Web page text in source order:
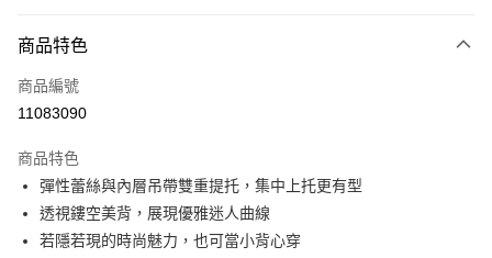
信用卡一次付款
信用卡分期付款
合作金庫商業銀行
華南商業銀行
彰化商業銀行
上海商業儲蓄銀行
台北富邦商業銀行
國泰世華商業銀行
兆豐國際商業銀行
6 期 0 利率 每期
華南商業銀行
彰化商業銀行
上海商業儲蓄銀行
台北富邦商業銀行
超商取貨付款
LINE Pay
商品特色
商品編號
11083090
商品特色
彈性蕾絲與內層吊帶雙重提托，集中上托更有型
透視鏤空美背，展現優雅迷人曲線
若隱若現的時尚魅力，也可當小背心穿